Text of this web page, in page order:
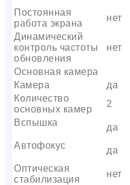
Постоянная
работа экрана
нет
Динамический
контроль частоты
обновления
нет
Основная камера
Камера
да
Количество
основных камер
2
Вспышка
да
Автофокус
да
Оптическая
стабилизация
нет